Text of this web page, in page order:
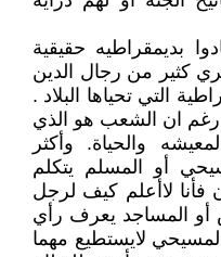
بديمقراطيه حقيقية
كثير من رجال الدين
التي تحياها البلاد .
ان الشعب هو الذي
والحياة. وأكثر
أو المسلم يتكلم
لاأعلم كيف لرجل
أو المساجد يعرف رأي
لايستطيع مهما